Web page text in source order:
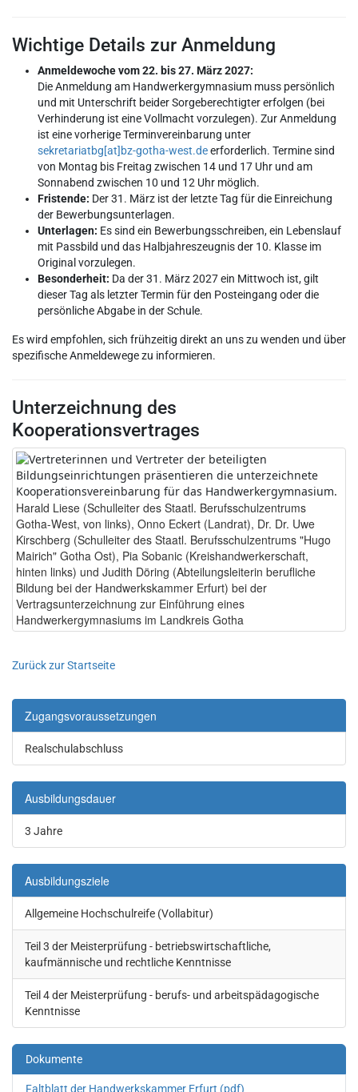
Wichtige Details zur Anmeldung
Anmeldewoche vom 22. bis 27. März 2027:
Die Anmeldung am Handwerkergymnasium muss persönlich
und mit Unterschrift beider Sorgeberechtigter erfolgen (bei
Verhinderung ist eine Vollmacht vorzulegen). Zur Anmeldung
ist eine vorherige Terminvereinbarung unter
sekretariatbg[at]bz-gotha-west.deerforderlich. Termine sind
von Montag bis Freitag zwischen 14 und 17 Uhr und am
Sonnabend zwischen 10 und 12 Uhr möglich.
Fristende: Der 31. März ist der letzte Tag für die Einreichung
der Bewerbungsunterlagen.
Unterlagen: Es sind ein Bewerbungsschreiben, ein Lebenslauf
mit Passbild und das Halbjahreszeugnis der 10. Klasse im
Original vorzulegen.
Besonderheit: Da der 31. März 2027 ein Mittwoch ist, gilt
dieser Tag als letzter Termin für den Posteingang oder die
persönliche Abgabe in der Schule.
Es wird empfohlen, sich frühzeitig direkt an uns zu wenden und über
spezifische Anmeldewege zu informieren.
Unterzeichnung des
Kooperationsvertrages
Harald Liese (Schulleiter des Staatl. Berufsschulzentrums
Gotha-West, von links), Onno Eckert (Landrat), Dr. Dr. Uwe
Kirschberg (Schulleiter des Staatl. Berufsschulzentrums "Hugo
Mairich" Gotha Ost), Pia Sobanic (Kreishandwerkerschaft,
hinten links) und Judith Döring (Abteilungsleiterin berufliche
Bildung bei der Handwerkskammer Erfurt) bei der
Vertragsunterzeichnung zur Einführung eines
Handwerkergymnasiums im Landkreis Gotha
Zurück zur Startseite
Zugangsvoraussetzungen
Realschulabschluss
Ausbildungsdauer
3 Jahre
Ausbildungsziele
Allgemeine Hochschulreife (Vollabitur)
Teil 3 der Meisterprüfung - betriebswirtschaftliche,
kaufmännische und rechtliche Kenntnisse
Teil 4 der Meisterprüfung - berufs- und arbeitspädagogische
Kenntnisse
Dokumente
Faltblatt der Handwerkskammer Erfurt (pdf)